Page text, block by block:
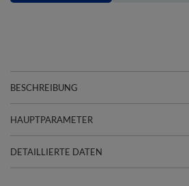
BESCHREIBUNG
HAUPTPARAMETER
DETAILLIERTE DATEN